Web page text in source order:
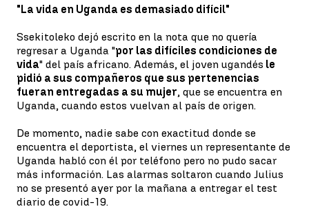
"La vida en Uganda es demasiado difícil"
Ssekitoleko dejó escrito en la nota que no quería
regresar a Uganda "por las difíciles condiciones de
vida" del país africano. Además, el joven ugandés le
pidió a sus compañeros que sus pertenencias
fueran entregadas a su mujer, que se encuentra en
Uganda, cuando estos vuelvan al país de origen.
De momento, nadie sabe con exactitud donde se
encuentra el deportista, el viernes un representante de
Uganda habló con él por teléfono pero no pudo sacar
más información. Las alarmas soltaron cuando Julius
no se presentó ayer por la mañana a entregar el test
diario de covid-19.